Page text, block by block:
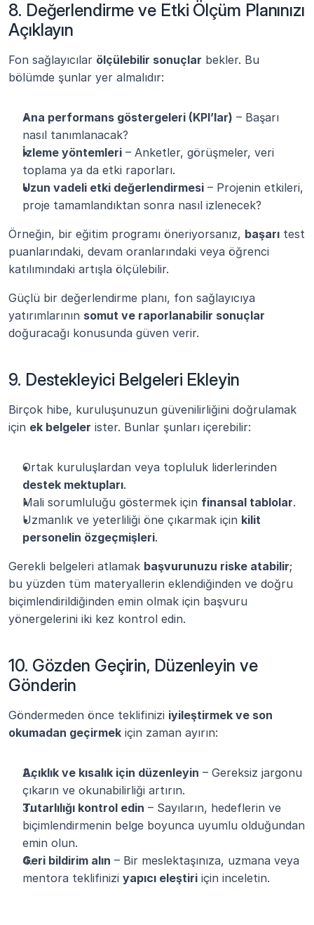
8. Değerlendirme ve Etki Ölçüm Planınızı
Açıklayın
Fon sağlayıcılar ölçülebilir sonuçlar bekler. Bu
bölümde şunlar yer almalıdır:
Ana performans göstergeleri (KPI’lar) – Başarı
nasıl tanımlanacak?
İzleme yöntemleri – Anketler, görüşmeler, veri
toplama ya da etki raporları.
Uzun vadeli etki değerlendirmesi – Projenin etkileri,
proje tamamlandıktan sonra nasıl izlenecek?
Örneğin, bir eğitim programı öneriyorsanız, başarı test
puanlarındaki, devam oranlarındaki veya öğrenci
katılımındaki artışla ölçülebilir.
Güçlü bir değerlendirme planı, fon sağlayıcıya
yatırımlarının somut ve raporlanabilir sonuçlar
doğuracağı konusunda güven verir.
9. Destekleyici Belgeleri Ekleyin
Birçok hibe, kuruluşunuzun güvenilirliğini doğrulamak
için ek belgeler ister. Bunlar şunları içerebilir:
destek mektupları.
Mali sorumluluğu göstermek için finansal tablolar.
Uzmanlık ve yeterliliği öne çıkarmak için kilit
personelin özgeçmişleri.
Gerekli belgeleri atlamak başvurunuzu riske atabilir;
bu yüzden tüm materyallerin eklendiğinden ve doğru
biçimlendirildiğinden emin olmak için başvuru
yönergelerini iki kez kontrol edin.
10. Gözden Geçirin, Düzenleyin ve
Gönderin
Göndermeden önce teklifinizi iyileştirmek ve son
okumadan geçirmek için zaman ayırın:
Açıklık ve kısalık için düzenleyin – Gereksiz jargonu
çıkarın ve okunabilirliği artırın.
Tutarlılığı kontrol edin – Sayıların, hedeflerin ve
biçimlendirmenin belge boyunca uyumlu olduğundan
emin olun.
Geri bildirim alın – Bir meslektaşınıza, uzmana veya
mentora teklifinizi yapıcı eleştiri için inceletin.